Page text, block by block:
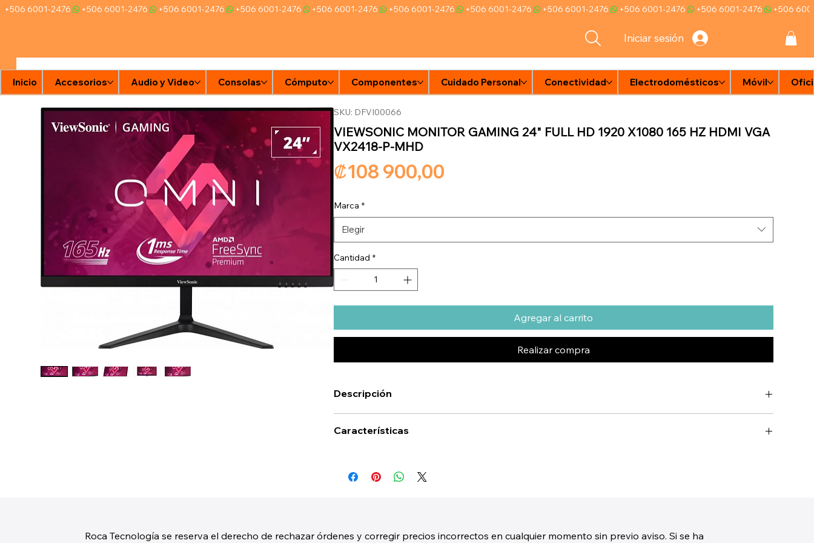
Iniciar sesión
Tien
+506 6001-2476
Inicio Accesorios Audio y Video Consolas Cómputo Componentes Cuidado Personal Conectividad Electrodomésticos Móvil
Roca Tecnología se reserva el derecho de rechazar órdenes y corregir precios incorrectos en cualquier momento sin previo aviso. Si se ha
SKU: DFVI00066
VIEWSONIC MONITOR GAMING 24" FULL HD 1920 X1080 165 HZ HDMI VGA
VX2418-P-MHD
₡108 900,00
Marca *
Elegir
Cantidad *
Agregar al carrito
Realizar compra
Descripción
Características